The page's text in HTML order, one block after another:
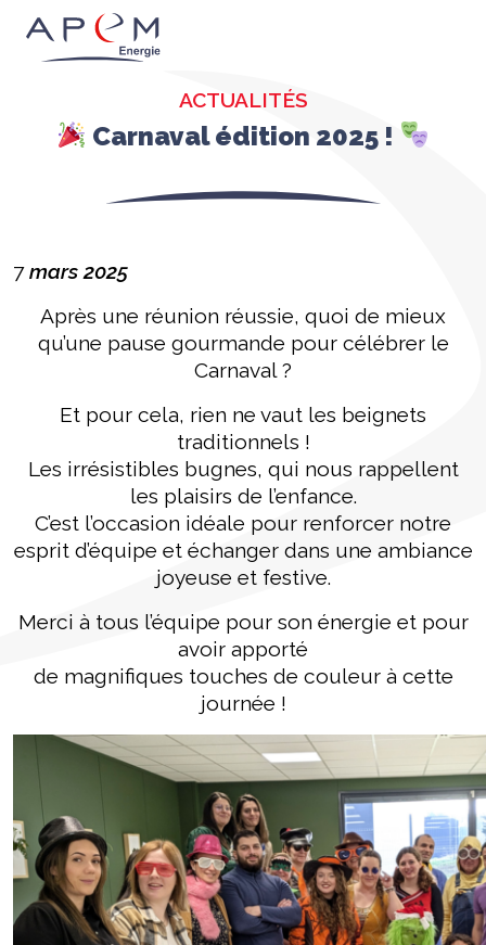
ACTUALITÉS
Carnaval édition 2025 !
7mars 2025
Après une réunion réussie, quoi de mieux
qu’une pause gourmande pour célébrer le
Carnaval ?
Et pour cela, rien ne vaut les beignets
traditionnels !
Les irrésistibles bugnes, qui nous rappellent
les plaisirs de l’enfance.
C’est l’occasion idéale pour renforcer notre
esprit d’équipe et échanger dans une ambiance
joyeuse et festive.
Merci à tous l’équipe pour son énergie et pour
avoir apporté
de magnifiques touches de couleur à cette
journée !